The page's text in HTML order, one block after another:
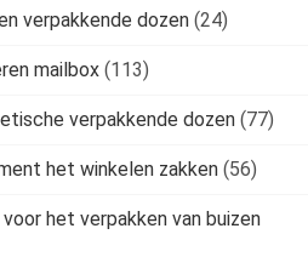
verpakkende dozen (24)
mailbox (113)
verpakkende dozen (77)
het winkelen zakken (56)
voor het verpakken van buizen